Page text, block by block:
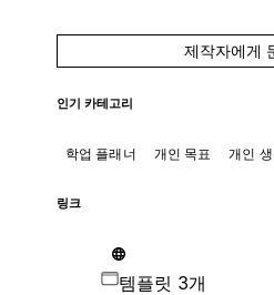
제작자에게
인기 카테고리
학업 플래너 개인 목표 개인
링크
템플릿 3개